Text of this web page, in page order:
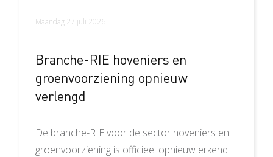
Maandag 27 juli 2026
Branche-RIE hoveniers en
groenvoorziening opnieuw
verlengd
De branche-RIE voor de sector hoveniers en
groenvoorziening is officieel opnieuw erkend